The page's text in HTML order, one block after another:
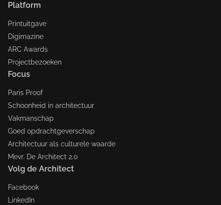
Platform
Printuitgave
Digimazine
ARC Awards
Projectbezoeken
Focus
Paris Proof
Schoonheid in architectuur
Vakmanschap
Goed opdrachtgeverschap
Architectuur als culturele waarde
Mevr. De Architect 2.0
Volg de Architect
Facebook
LinkedIn